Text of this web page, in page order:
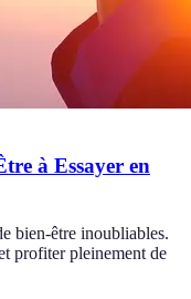
à Essayer en
bien-être inoubliables.
profiter pleinement de